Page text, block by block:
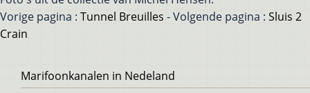
Vorige pagina : Tunnel Breuilles - Volgende pagina : Sluis 2
Crain
Voet
Marifoonkanalen in Nedeland